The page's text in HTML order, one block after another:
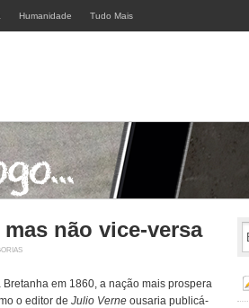
Humanidade Tudo Mais
não vice-versa
em 1860, a nação mais prospera
o editor de Julio Verne ousaria publicá-